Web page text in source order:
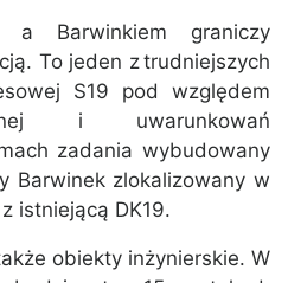
a Barwinkiem graniczy
To jeden z trudniejszych
S19 pod względem
i uwarunkowań
zadania wybudowany
Barwinek zlokalizowany w
istniejącą DK19.
obiekty inżynierskie. W